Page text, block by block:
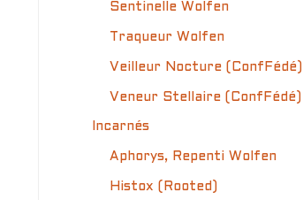
Sentinelle Wolfen
Traqueur Wolfen
Veilleur Nocture (ConfFédé)
Veneur Stellaire (ConfFédé)
Incarnés
Aphorys, Repenti Wolfen
Histox (Rooted)